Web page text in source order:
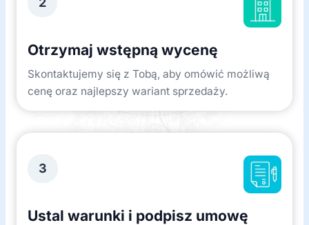
Otrzymaj wstępną wycenę
Skontaktujemy się z Tobą, aby omówić możliwą
cenę oraz najlepszy wariant sprzedaży.
3
Ustal warunki i podpisz umowę